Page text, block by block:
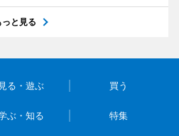
っと見る
見る・遊ぶ 買う
ぶ・知る 特集